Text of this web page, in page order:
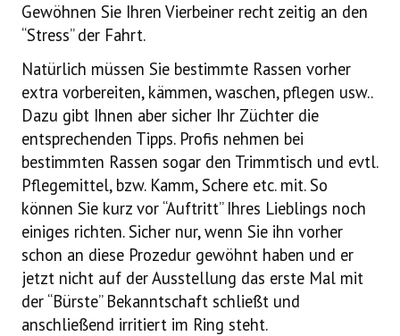
Gewöhnen Sie Ihren Vierbeiner recht zeitig an den
“Stress” der Fahrt.
Natürlich müssen Sie bestimmte Rassen vorher
extra vorbereiten, kämmen, waschen, pflegen usw..
Dazu gibt Ihnen aber sicher Ihr Züchter die
entsprechenden Tipps. Profis nehmen bei
bestimmten Rassen sogar den Trimmtisch und evtl.
Pflegemittel, bzw. Kamm, Schere etc. mit. So
können Sie kurz vor “Auftritt” Ihres Lieblings noch
einiges richten. Sicher nur, wenn Sie ihn vorher
schon an diese Prozedur gewöhnt haben und er
jetzt nicht auf der Ausstellung das erste Mal mit
der “Bürste” Bekanntschaft schließt und
anschließend irritiert im Ring steht.